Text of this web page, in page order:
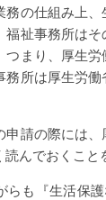
の仕組み上
福祉事務所は
まり、厚生
所は厚生労
申請の際には
んでおくこと
らも『生活保